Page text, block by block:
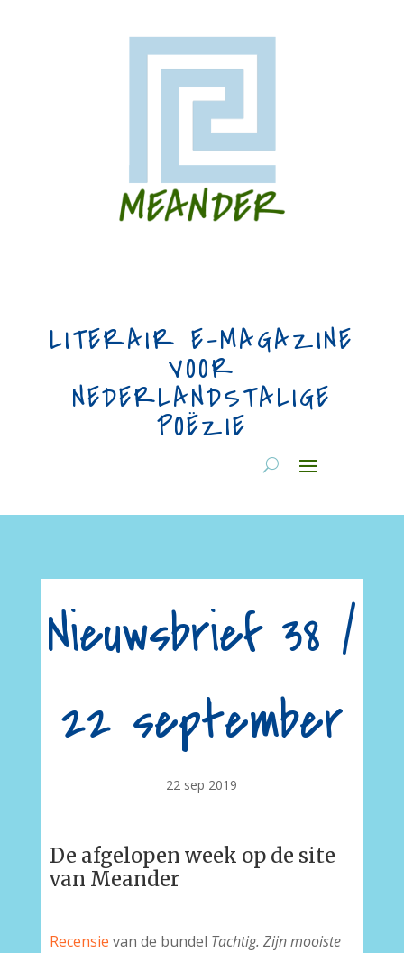
LITERAIR E-MAGAZINE
VOOR
NEDERLANDSTALIGE
POËZIE
Nieuwsbrief 38 /
22 september
22 sep 2019
De afgelopen week op de site
van Meander
Recensie van de bundel Tachtig. Zijn mooiste